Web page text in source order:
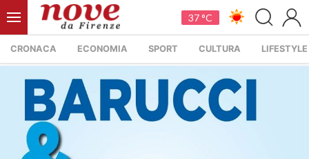
37 °C
CRONACA ECONOMIA SPORT CULTURA LIFESTYLE